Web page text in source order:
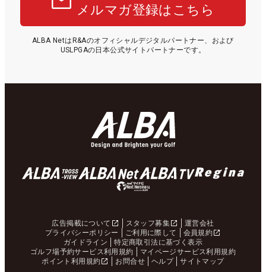
メルマガ登録はこちら
ALBA NetはR&Aのオフィシャルデジタルパートナー、および
USLPGAの日本公式サイトパートナーです。
広告掲載について スタッフ募集
運営会社
プライバシーポリシー
ご利用に際して
会員規約
ガイドライン
特定商取引法に基づく表示
ゴルフ場予約サービス利用規約
マイページサービス利用規約
ポイント利用規約
お問合せ ヘルプ サイトマップ